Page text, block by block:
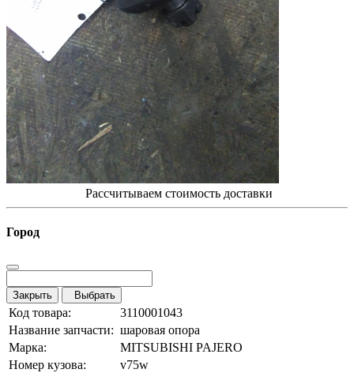
Рассчитываем стоимость доставки
Город
Закрыть Выбрать
Код товара:
3110001043
Название запчасти: шаровая опора
Марка:
MITSUBISHI PAJERO
Номер кузова:
v75w